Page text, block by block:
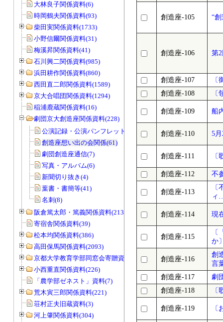
大林良子関係資料(6)
時岡鶴夫関係資料(93)
柴田実関係資料(1733)
小野信爾関係資料(31)
梅溪昇関係資料(41)
石川興二関係資料(985)
浜田耕作関係資料(860)
西田直二郎関係資料(1589)
京大合唱団関係資料(1294)
稲浦鹿蔵関係資料(16)
劇団京大創造座関係資料(228)
公演記録・公演パンフレット等(101)
創造座想い出の会関係(61)
劇団創造座通信(7)
写真・アルバム(6)
新聞切り抜き(4)
葉書・書簡等(41)
名刺(8)
阪倉篤太郎・篤義関係資料(213)
寄宿舎関係資料(39)
松本均関係資料(386)
高田保馬関係資料(2093)
京都大学教育学部同窓会寄贈資料(963)
小西重直関係資料(226)
「農学部ゼネスト」資料(7)
荒木寅三郎関係資料(221)
荘村正夫旧蔵資料(3)
河上肇関係資料(304)
創造座-105 “
創造座-106 第
創造座-107
創造座-108
創造座-109 船
創造座-110 5
創造座-111 〔
創造座-112 不
創造座-113
ィ
創造座-114 現
創造座-115
か
創造座-116
創
言
創造座-117
劇
創造座-118
〔
創造座-119